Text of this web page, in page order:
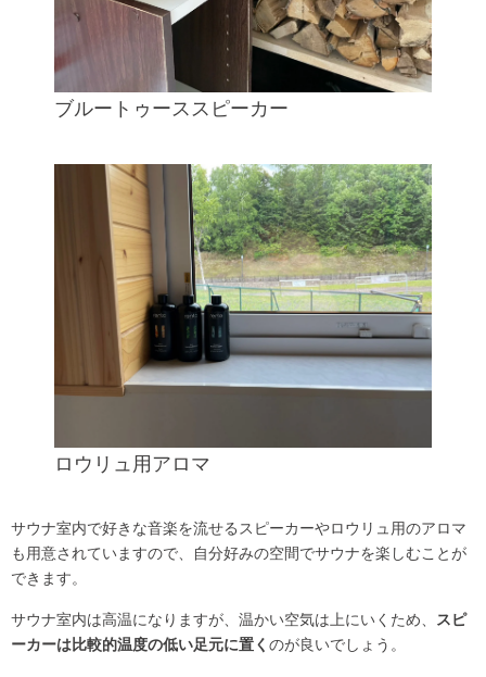
ブルートゥーススピーカー
ロウリュ用アロマ
サウナ室内で好きな音楽を流せるスピーカーやロウリュ用のアロマ
も用意されていますので、自分好みの空間でサウナを楽しむことが
できます。
サウナ室内は高温になりますが、温かい空気は上にいくため、
スピ
ーカーは比較的温度の低い足元に置く のが良いでしょう。